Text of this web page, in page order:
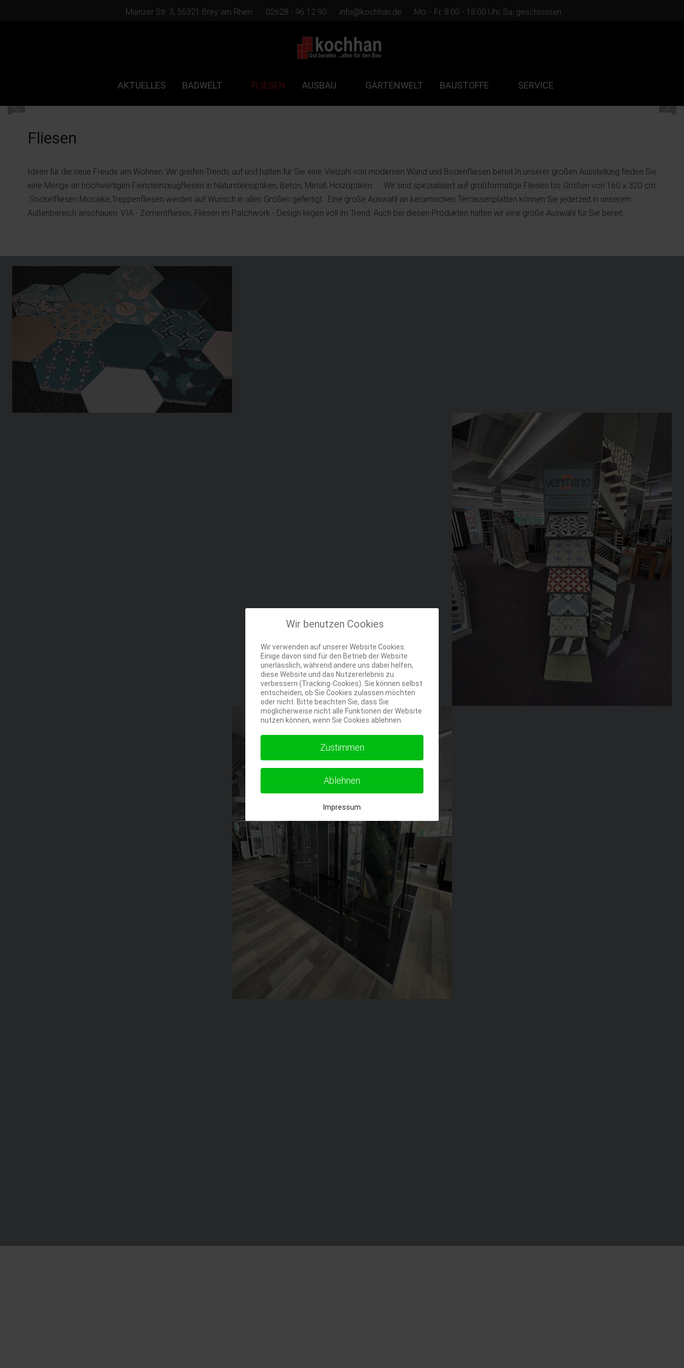
Mainzer Str. 3, 56321 Brey am Rhein 02628 - 96 12 90 info@kochhan.de Mo. - Fr. 8:00 - 18:00 Uhr, Sa. geschlossen
AKTUELLES BADWELT FLIESEN AUSBAU GARTENWELT BAUSTOFFE SERVICE
Fliesen
Ideen für die neue Freude am Wohnen. Wir greifen Trends auf und halten für Sie eine Vielzahl von modernen Wand und Bodenfliesen bereit.In unserer großen Ausstellung finden Sie
eine Menge an hochwertigen Feinsteinzeugfliesen in Natursteinoptiken, Beton, Metall, Holzoptiken ..... Wir sind spezialisiert auf großformatige Fliesen bis Größen von 160 x 320 cm
.Sockelfliesen Mosaike,Treppenfliesen werden auf Wunsch in allen Größen gefertigt . Eine große Auswahl an keramischen Terrassenplatten können Sie jederzeit in unserem
Außenbereich anschauen. VIA - Zementfliesen, Fliesen im Patchwork - Design liegen voll im Trend. Auch bei diesen Produkten halten wir eine große Auswahl für Sie bereit.
Wir benutzen Cookies
Wir verwenden auf unserer Website Cookies.
Einige davon sind für den Betrieb der Website
unerlässlich, während andere uns dabei helfen,
diese Website und das Nutzererlebnis zu
verbessern (Tracking-Cookies). Sie können selbst
entscheiden, ob Sie Cookies zulassen möchten
oder nicht. Bitte beachten Sie, dass Sie
möglicherweise nicht alle Funktionen der Website
nutzen können, wenn Sie Cookies ablehnen.
Zustimmen
Ablehnen
Impressum